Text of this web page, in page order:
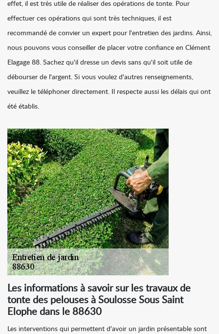
effet, il est très utile de réaliser des opérations de tonte. Pour
effectuer ces opérations qui sont très techniques, il est
recommandé de convier un expert pour l'entretien des jardins. Ainsi,
nous pouvons vous conseiller de placer votre confiance en Clément
Elagage 88. Sachez qu'il dresse un devis sans qu'il soit utile de
débourser de l'argent. Si vous voulez d'autres renseignements,
veuillez le téléphoner directement. Il respecte aussi les délais qui ont
été établis.
Les informations à savoir sur les travaux de
tonte des pelouses à Soulosse Sous Saint
Elophe dans le 88630
Les interventions qui permettent d'avoir un jardin présentable sont